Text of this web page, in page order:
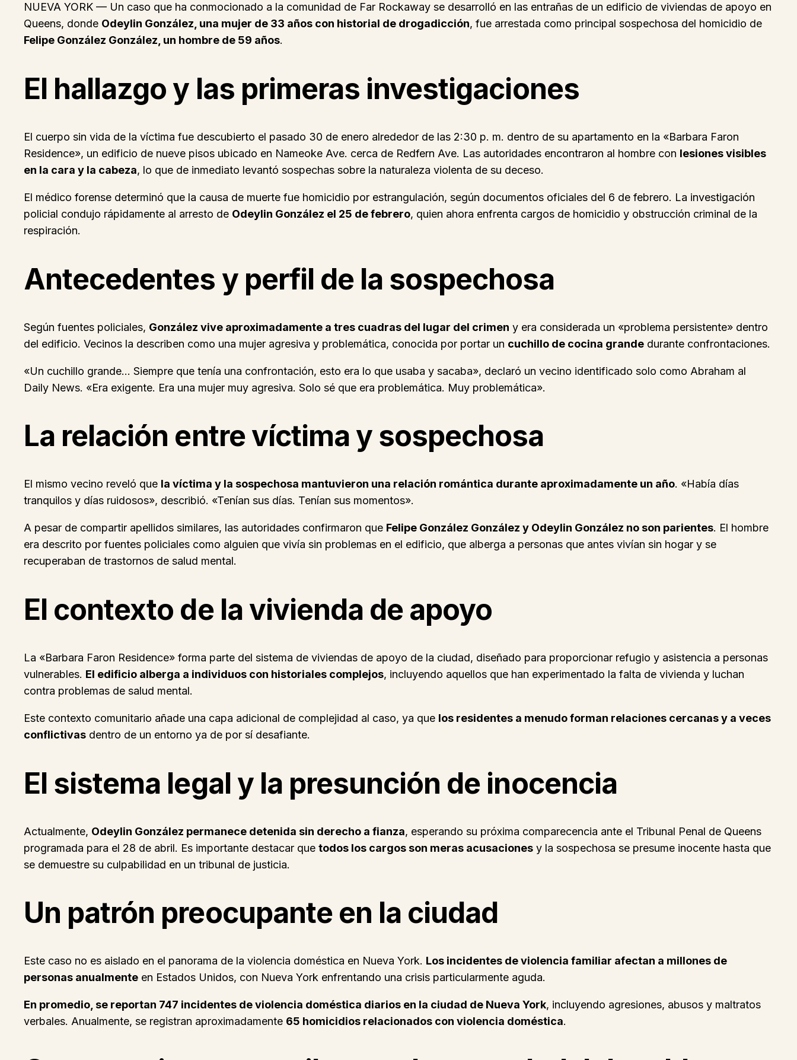
NUEVA YORK — Un caso que ha conmocionado a la comunidad de Far Rockaway se desarrolló en las entrañas de un edificio de viviendas de apoyo en
Queens, donde Odeylin González, una mujer de 33 años con historial de drogadicción, fue arrestada como principal sospechosa del homicidio de
Felipe González González, un hombre de 59 años.
El hallazgo y las primeras investigaciones
El cuerpo sin vida de la víctima fue descubierto el pasado 30 de enero alrededor de las 2:30 p. m. dentro de su apartamento en la «Barbara Faron
Residence», un edificio de nueve pisos ubicado en Nameoke Ave. cerca de Redfern Ave. Las autoridades encontraron al hombre con lesiones visibles
en la cara y la cabeza, lo que de inmediato levantó sospechas sobre la naturaleza violenta de su deceso.
El médico forense determinó que la causa de muerte fue homicidio por estrangulación, según documentos oficiales del 6 de febrero. La investigación
policial condujo rápidamente al arresto de Odeylin González el 25 de febrero, quien ahora enfrenta cargos de homicidio y obstrucción criminal de la
respiración.
Antecedentes y perfil de la sospechosa
Según fuentes policiales, González vive aproximadamente a tres cuadras del lugar del crimen y era considerada un «problema persistente» dentro
del edificio. Vecinos la describen como una mujer agresiva y problemática, conocida por portar un cuchillo de cocina grande durante confrontaciones.
«Un cuchillo grande… Siempre que tenía una confrontación, esto era lo que usaba y sacaba», declaró un vecino identificado solo como Abraham al
Daily News. «Era exigente. Era una mujer muy agresiva. Solo sé que era problemática. Muy problemática».
La relación entre víctima y sospechosa
El mismo vecino reveló que la víctima y la sospechosa mantuvieron una relación romántica durante aproximadamente un año. «Había días
tranquilos y días ruidosos», describió. «Tenían sus días. Tenían sus momentos».
A pesar de compartir apellidos similares, las autoridades confirmaron que Felipe González González y Odeylin González no son parientes. El hombre
era descrito por fuentes policiales como alguien que vivía sin problemas en el edificio, que alberga a personas que antes vivían sin hogar y se
recuperaban de trastornos de salud mental.
El contexto de la vivienda de apoyo
La «Barbara Faron Residence» forma parte del sistema de viviendas de apoyo de la ciudad, diseñado para proporcionar refugio y asistencia a personas
vulnerables. El edificio alberga a individuos con historiales complejos, incluyendo aquellos que han experimentado la falta de vivienda y luchan
contra problemas de salud mental.
Este contexto comunitario añade una capa adicional de complejidad al caso, ya que los residentes a menudo forman relaciones cercanas y a veces
conflictivas dentro de un entorno ya de por sí desafiante.
El sistema legal y la presunción de inocencia
Actualmente, Odeylin González permanece detenida sin derecho a fianza, esperando su próxima comparecencia ante el Tribunal Penal de Queens
programada para el 28 de abril. Es importante destacar que todos los cargos son meras acusaciones y la sospechosa se presume inocente hasta que
se demuestre su culpabilidad en un tribunal de justicia.
Un patrón preocupante en la ciudad
Este caso no es aislado en el panorama de la violencia doméstica en Nueva York. Los incidentes de violencia familiar afectan a millones de
personas anualmente en Estados Unidos, con Nueva York enfrentando una crisis particularmente aguda.
En promedio, se reportan 747 incidentes de violencia doméstica diarios en la ciudad de Nueva York, incluyendo agresiones, abusos y maltratos
verbales. Anualmente, se registran aproximadamente 65 homicidios relacionados con violencia doméstica.